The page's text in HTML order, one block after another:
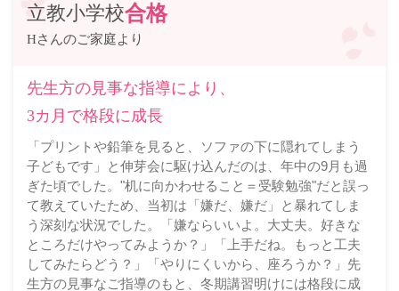
立教小学校合格
Hさんのご家庭より
先生方の見事な指導により、
3カ月で格段に成長
「プリントや鉛筆を見ると、ソファの下に隠れてしまう
子どもです」と伸芽会に駆け込んだのは、年中の9月も過
ぎた頃でした。"机に向かわせること＝受験勉強"だと誤っ
て教えていたため、当初は「嫌だ、嫌だ」と暴れてしま
う深刻な状況でした。「嫌ならいいよ。大丈夫。好きな
ところだけやってみようか？」「上手だね。もっと工夫
してみたらどう？」「やりにくいから、座ろうか？」先
生方の見事なご指導のもと、冬期講習明けには格段に成